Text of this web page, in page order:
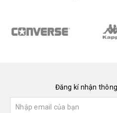
Đăng kí nhận